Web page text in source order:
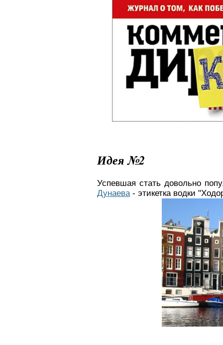
Идея №2
Успевшая стать довольно
Дунаева- этикетка водки